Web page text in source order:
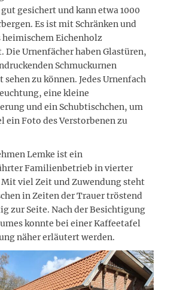
gesichert und kann etwa 1000
Es ist mit Schränken und
heimischem Eichenholz
Die Urnenfächer haben Glastüren,
Schmuckurnen
zu können. Jedes Urnenfach
eine kleine
und ein Schubtischchen, um
ein Foto des Verstorbenen zu
Lemke ist ein
Familienbetrieb in vierter
viel Zeit und Zuwendung steht
in Zeiten der Trauer tröstend
zur Seite. Nach der Besichtigung
konnte bei einer Kaffeetafel
näher erläutert werden.